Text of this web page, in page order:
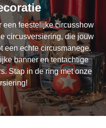
een feestelijke circusshow
circusversiering, die jouw
een echte circusmanege.
banner en tentachtige
Stap in de ring met onze